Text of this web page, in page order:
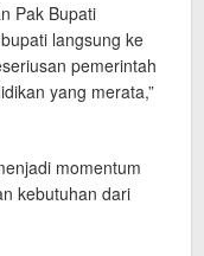
Pak Bupati
langsung ke
pemerintah
yang merata,”
momentum
kebutuhan dari